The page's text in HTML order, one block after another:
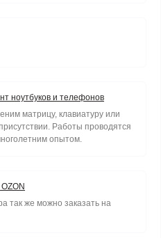
ноутбуков и телефонов
матрицу, клавиатуру или
Работы проводятся
опытом.
так же можно заказать на